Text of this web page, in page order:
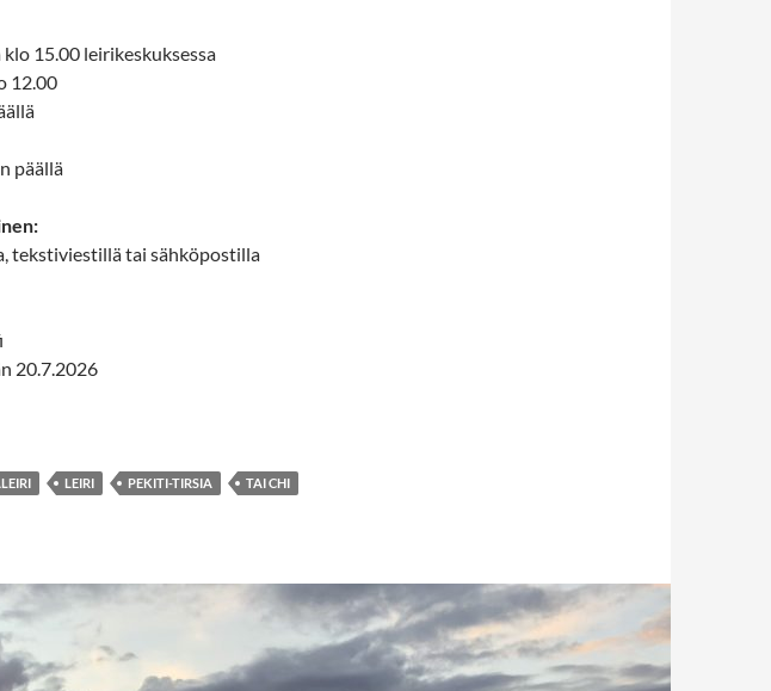
15.00 leirikeskuksessa
12.00
päällä
tekstiviestillä tai sähköpostilla
20.7.2026
LEIRI PEKITI-TIRSIA
TAI CHI